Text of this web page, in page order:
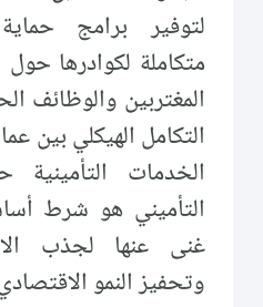
لتوفير برامج
متكاملة لكوادرها حول
المغتربين والوظائف
التكامل الهيكلي بين
الخدمات التأمينية
التأميني هو شرط
غنى عنها لجذب
وتحفيز النمو